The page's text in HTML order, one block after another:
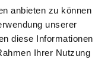
anbieten zu können
unserer
diese Informationen
Ihrer Nutzung